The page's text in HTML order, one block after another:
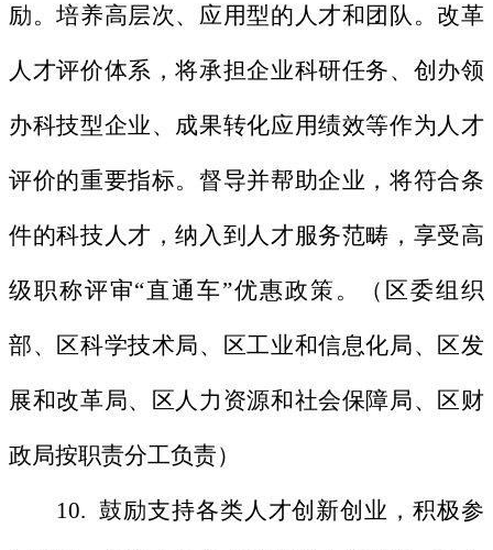
励。培养高层次、应用型的人才和团队。改革
人才评价体系，将承担企业科研任务、创办领
办科技型企业、成果转化应用绩效等作为人才
评价的重要指标。督导并帮助企业，将符合条
件的科技人才，纳入到人才服务范畴，享受高
级职称评审“直通车”优惠政策。（区委组织
部、区科学技术局、区工业和信息化局、区发
展和改革局、区人力资源和社会保障局、区财
政局按职责分工负责）
10. 鼓励支持各类人才创新创业，积极参